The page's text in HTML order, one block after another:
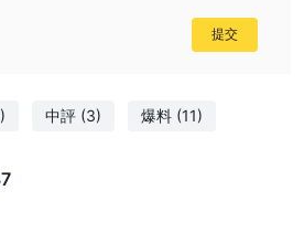
透明度和客戶支持 WEEX對其對客戶幫助
檢查揭示了一些令人震驚的問題。
融監理監督的情況下運作
中評 (3) 爆料 (11)
提交